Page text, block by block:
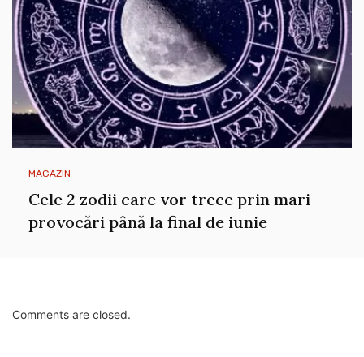
MAGAZIN
Cele 2 zodii care vor trece prin mari
provocări până la final de iunie
Comments are closed.